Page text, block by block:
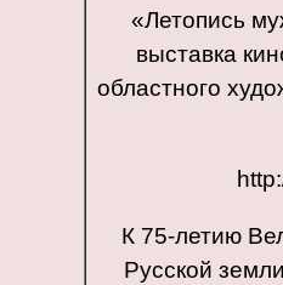
«Летопись
выставка
областного
К 75-летию
Русской